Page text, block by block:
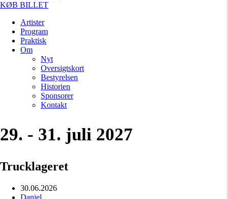
KØB BILLET
Artister
Program
Praktisk
Om
Nyt
Oversigtskort
Bestyrelsen
Historien
Sponsorer
Kontakt
29. - 31. juli 2027
Trucklageret
30.06.2026